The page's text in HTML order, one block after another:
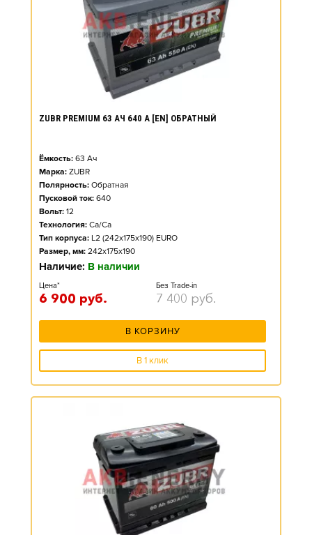
ZUBR PREMIUM 63 АЧ 640 А [EN] ОБРАТНЫЙ
Ёмкость: 63 Ач
Марка: ZUBR
Полярность: Обратная
Пусковой ток: 640
Вольт: 12
Технология: Ca/Ca
Тип корпуса: L2 (242x175x190) EURO
Размер, мм: 242x175x190
Наличие: В наличии
Цена*
6 900 руб.
Без Trade-in
7 400 руб.
В КОРЗИНУ
В 1 клик